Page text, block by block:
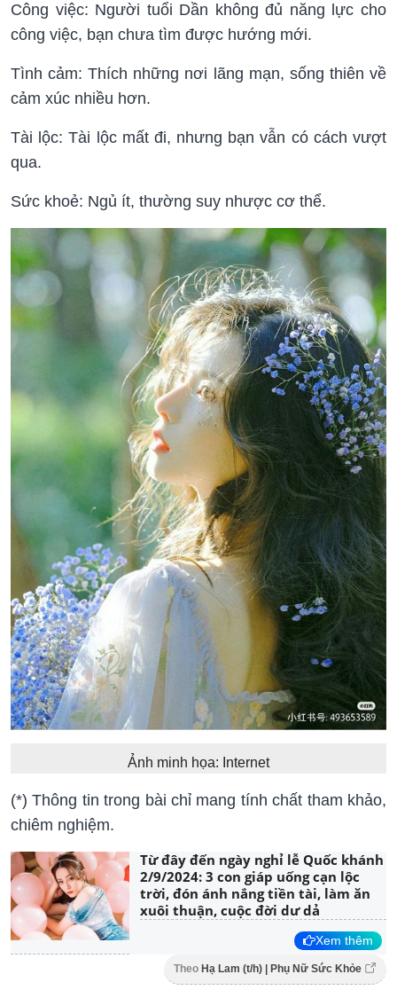
Công việc: Người tuổi Dần không đủ năng lực cho
công việc, bạn chưa tìm được hướng mới.
Tình cảm: Thích những nơi lãng mạn, sống thiên về
cảm xúc nhiều hơn.
Tài lộc: Tài lộc mất đi, nhưng bạn vẫn có cách vượt
qua.
Sức khoẻ: Ngủ ít, thường suy nhược cơ thể.
Ảnh minh họa: Internet
(*) Thông tin trong bài chỉ mang tính chất tham khảo,
chiêm nghiệm.
Từ đây đến ngày nghỉ lễ Quốc khánh
2/9/2024: 3 con giáp uống cạn lộc
trời, đón ánh nắng tiền tài, làm ăn
xuôi thuận, cuộc đời dư dả
Xem thêm
Theo Hạ Lam (t/h) | Phụ Nữ Sức Khỏe